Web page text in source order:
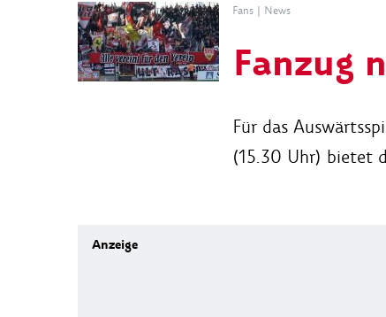
Fans | News
Fanzug
Für das
(15.30 Uhr) bietet